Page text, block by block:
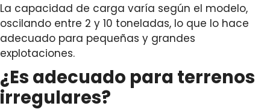
La capacidad de carga varía según el modelo,
oscilando entre 2 y 10 toneladas, lo que lo hace
adecuado para pequeñas y grandes
explotaciones.
¿Es adecuado para terrenos
irregulares?